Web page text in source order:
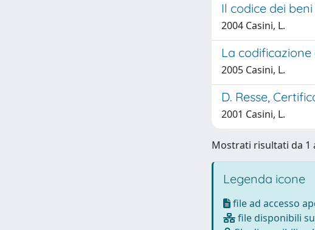
Il codice dei
2004 Casini, L.
La
2005 Casini, L.
D. Resse,
2001 Casini, L.
Mostrati risultati da 1
Legenda icone
file ad accesso
file disponibili